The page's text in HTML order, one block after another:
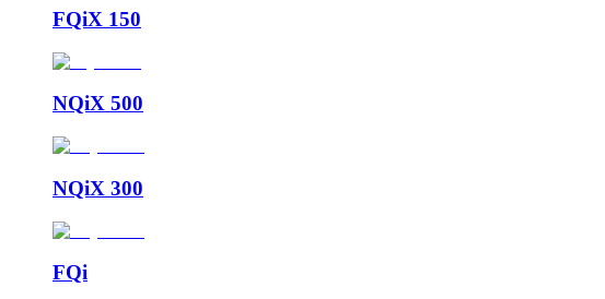
FQiX 150
NQiX 500
NQiX 300
FQi